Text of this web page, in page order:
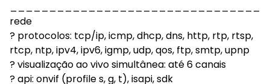
rede
? protocolos: tcp/ip, icmp, dhcp, dns, http, rtp, rtsp,
rtcp, ntp, ipv4, ipv6, igmp, udp, qos, ftp, smtp, upnp
? visualização ao vivo simultânea: até 6 canais
? api: onvif (profile s, g, t), isapi, sdk